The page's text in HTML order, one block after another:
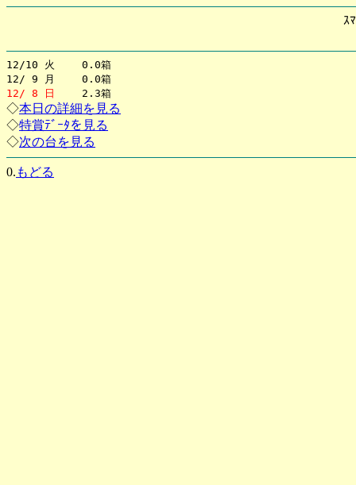
ｽ
12/10 火 0.0箱
12/ 9 月 0.0箱
12/ 8 日
2.3箱
◇本日の詳細を見る
◇特賞ﾃﾞｰﾀを見る
◇次の台を見る
0. もどる